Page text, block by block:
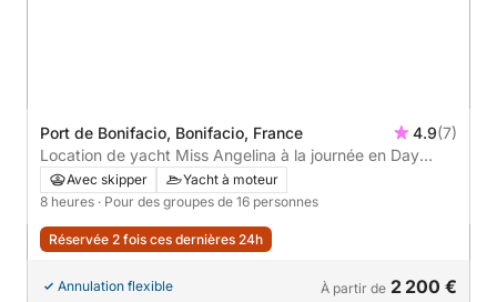
Port de Bonifacio, Bonifacio, France 4.9(7)
Location de yacht Miss Angelina à la journée en Day
Charter ou en Croisière sur plusieurs Jours. Au Départ de
Maora Beach dans le Golfe de Santa Manza Bonifacio.
Avec skipper
Yacht à moteur
8 heures · Pour des groupes de 16 personnes
Réservée 2 fois ces dernières 24h
Annulation flexible À partir de 2 200 €